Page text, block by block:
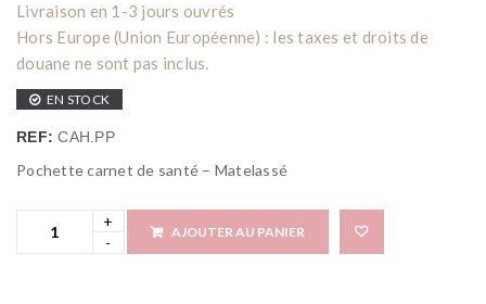
Livraison en 1-3 jours ouvrés
Hors Europe (Union Européenne) : les taxes et droits de
douane ne sont pas inclus.
EN STOCK
REF:CAH.PP
Pochette carnet de santé – Matelassé
AJOUTER AU PANIER